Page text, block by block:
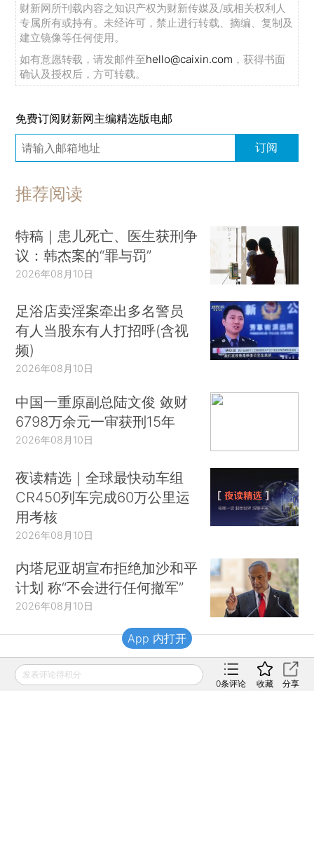
财新网所刊载内容之知识产权为财新传媒及/或相关权利人
专属所有或持有。未经许可，禁止进行转载、摘编、复制及
建立镜像等任何使用。
如有意愿转载，请发邮件至hello@caixin.com ，获得书面
确认及授权后，方可转载。
免费订阅财新网主编精选版电邮
订阅
推荐阅读
特稿｜患儿死亡、医生获刑争
议：韩杰案的“罪与罚”
2026年08月10日
足浴店卖淫案牵出多名警员
有人当股东有人打招呼(含视
频)
2026年08月10日
中国一重原副总陆文俊 敛财
6798万余元一审获刑15年
2026年08月10日
夜读精选｜全球最快动车组
CR450列车完成60万公里运
用考核
2026年08月10日
内塔尼亚胡宣布拒绝加沙和平
计划 称“不会进行任何撤军”
2026年08月10日
财新移动
发表评论得积分
0条评论 收藏 分享
App 内打开